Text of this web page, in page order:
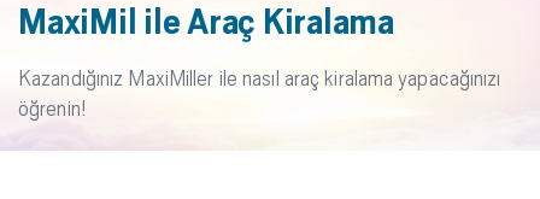
MaxiMil ile Araç Kiralama
Kazandığınız MaxiMiller ile nasıl araç kiralama yapacağınızı
öğrenin!